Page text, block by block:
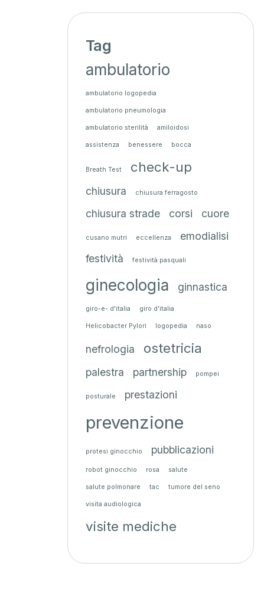
Tag
ambulatorio
ambulatorio logopedia
ambulatorio pneumologia
ambulatorio sterilità amiloidosi
assistenza benessere bocca
Breath Test check-up
chiusura chiusura ferragosto
chiusura strade corsi cuore
cusano mutri eccellenza
emodialisi
festività
festività pasquali
ginecologia ginnastica
giro-e- d'italia giro d'italia
Helicobacter Pylori logopedia naso
nefrologia ostetricia
palestra partnership pompei
posturale prestazioni
prevenzione
protesi ginocchio pubblicazioni
robot ginocchio rosa salute
salute polmonare tac tumore del seno
visita audiologica
visite mediche